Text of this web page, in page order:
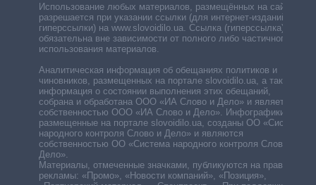
Использование любых материалов, размещённых на сайте,
разрешается при указании ссылки (для интернет-изданий —
гиперссылки) на www.slovoidilo.ua. Ссылка (гиперссылка)
обязательна вне зависимости от полного либо частичного
использования материалов.
Аналитическая информация об обещаниях политиков и
чиновников, размещенных на портале slovoidilo.ua, а также
информация о состоянии выполнения этих обещаний,
собрана и обработана ООО «ИА Слово и Дело» и является
собственностью ООО «ИА Слово и Дело». Инфографики,
размещенные на портале slovoidilo.ua, созданы ОО «Система
народного контроля Слово и Дело» и являются
собственностью ОО «Система народного контроля Слово и
Дело».
Материалы, отмеченные значками, публикуются на правах
рекламы: «Промо», «Новости компаний», «Позиция»,